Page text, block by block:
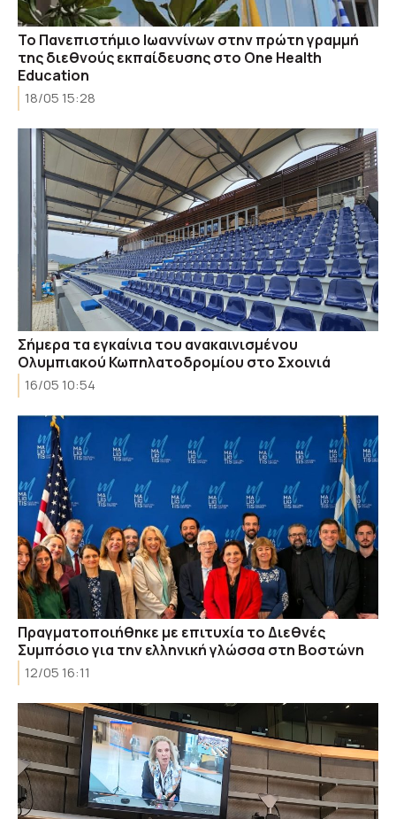
Το Πανεπιστήμιο Ιωαννίνων στην πρώτη γραμμή
της διεθνούς εκπαίδευσης στο One Health
Education
18/05 15:28
Σήμερα τα εγκαίνια του ανακαινισμένου
Ολυμπιακού Κωπηλατοδρομίου στο Σχοινιά
16/05 10:54
Πραγματοποιήθηκε με επιτυχία το Διεθνές
Συμπόσιο για την ελληνική γλώσσα στη Βοστώνη
12/05 16:11